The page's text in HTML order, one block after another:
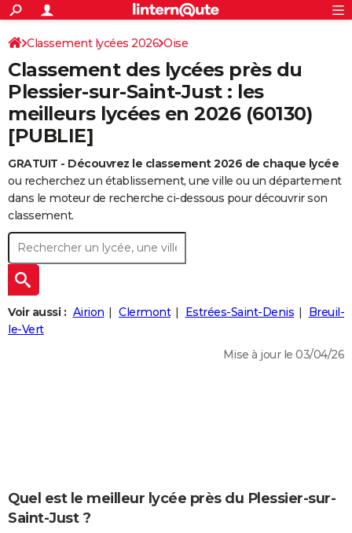
ACTUALITÉS
Politique
Société
Faits Divers
Education
Monde
Villes
+
SPORT
Coupe du monde 2026
Football
Tennis
Cyclisme
Rugby
Forum
CULTURE
Programme TV
TNT
Streaming
Cinéma
Sorties cinéma
Musique
+
FINANCE
Retraite
Impôts
Epargne
Immobilier
Risques naturels par ville
Banque
Assurance
Crédit
AUTO
Réserver un essai
Citadines
Berlines
Forum auto
HIGH-TECH
BRICOLAGE
Aménagement intérieur
Cuisine
Jardinage
+ WEEK-END
Guides de France
Escapades
Patrimoine
Expositions
Musées
Week-end nature
+
LIFESTYLE
SANTE
Alimentation
Guide de la santé
Maladies
Médicaments
Sommeil
+
Carte de Noël
Carte Bonne année
Carte Saint-Valentin
Carte Pâques
Carte d'anniversaire
DICTIONNAIRE
Dictionnaire
Biographies
Citations
Expressions
Proverbes
S'inscrire
Connexion
Classement lycées 2026 Oise
Classement des lycées près du
Plessier-sur-Saint-Just : les
meilleurs lycées en 2026 (60130)
[PUBLIE]
GRATUIT - Découvrez le classement 2026 de chaque lycée
ou recherchez un établissement, une ville ou un département
dans le moteur de recherche ci-dessous pour découvrir son
classement.
Voir aussi : Airion Clermont Estrées-Saint-Denis
Breuil-
le-Vert
Mise à jour le 03/04/26
Quel est le meilleur lycée près du Plessier-sur-
Saint-Just ?